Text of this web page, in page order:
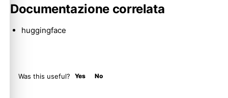
Documentazione correlata
huggingface
Was this useful? Yes No